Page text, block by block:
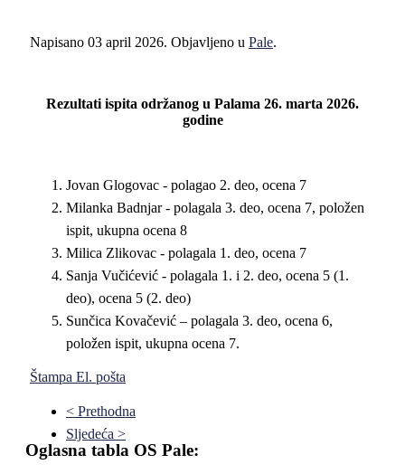
Napisano 03 april 2026. Objavljeno u Pale.
Rezultati ispita održanog u Palama 26. marta 2026.
godine
Jovan Glogovac - polagao 2. deo, ocena 7
Milanka Badnjar - polagala 3. deo, ocena 7, položen
ispit, ukupna ocena 8
Milica Zlikovac - polagala 1. deo, ocena 7
Sanja Vučićević - polagala 1. i 2. deo, ocena 5 (1.
deo), ocena 5 (2. deo)
Sunčica Kovačević – polagala 3. deo, ocena 6,
položen ispit, ukupna ocena 7.
Štampa El. pošta
< Prethodna
Sljedeća >
Oglasna tabla OS Pale: